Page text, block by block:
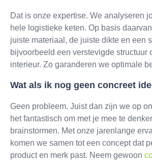
Dat is onze expertise. We analyseren
hele logistieke keten. Op basis
juiste materiaal, de juiste dikte en een
bijvoorbeeld een verstevigde structuur
interieur. Zo garanderen we optimale
Wat als ik nog geen concreet
Geen probleem. Juist dan zijn we op
het fantastisch om met je mee te
brainstormen. Met onze jarenlange
komen we samen tot een concept dat
product en merk past. Neem gewoon